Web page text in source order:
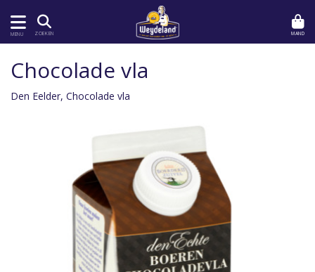
MENU ZOEKEN MAND
Chocolade vla
Den Eelder, Chocolade vla